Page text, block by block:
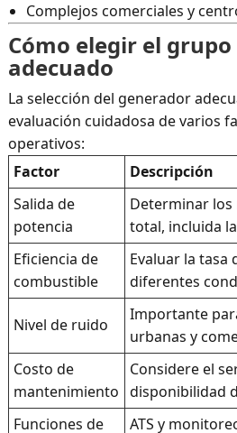
Complejos comerciales y
Cómo elegir el
adecuado
La selección del generador
evaluación cuidadosa de varios
operativos:
Factor
Descripción
Salida de
potencia
Determinar
total, incluida
Eficiencia de
combustible
Evaluar la tasa
diferentes
Nivel de ruido
Importante
urbanas y
Costo de
mantenimiento
Considere el
disponibilidad
Funciones de
ATS y